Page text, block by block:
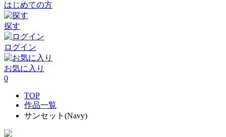
はじめての方
探す
ログイン
お気に入り
0
TOP
作品一覧
サンセット(Navy)